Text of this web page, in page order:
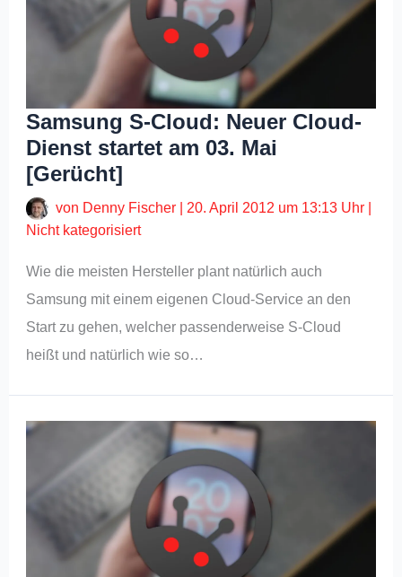
Samsung S-Cloud: Neuer Cloud-
Dienst startet am 03. Mai
[Gerücht]
von Denny Fischer 20. April 2012 um 13:13 Uhr
Nicht kategorisiert
Wie die meisten Hersteller plant natürlich auch
Samsung mit einem eigenen Cloud-Service an den
Start zu gehen, welcher passenderweise S-Cloud
heißt und natürlich wie so…